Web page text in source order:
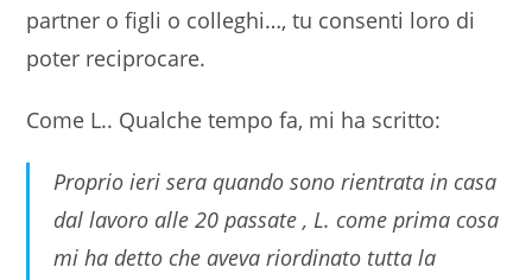
partner o figli o colleghi…, tu consenti loro di
poter reciprocare.
Come L.. Qualche tempo fa, mi ha scritto:
Proprio ieri sera quando sono rientrata in casa
dal lavoro alle 20 passate , L. come prima cosa
mi ha detto che aveva riordinato tutta la